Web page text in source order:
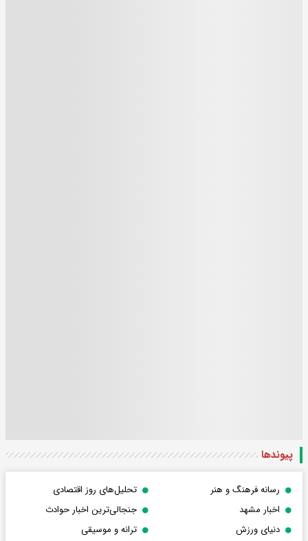
پیوندها
رسانه فرهنگ و هنر
تحلیل‌های روز اقتصادی
اخبار مشهد
جنجالی‌ترین اخبار حوادث
دنیای ورزش
ترانه و موسیقی